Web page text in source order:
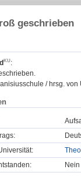
geschrieben
:
/ hrsg.
Nein